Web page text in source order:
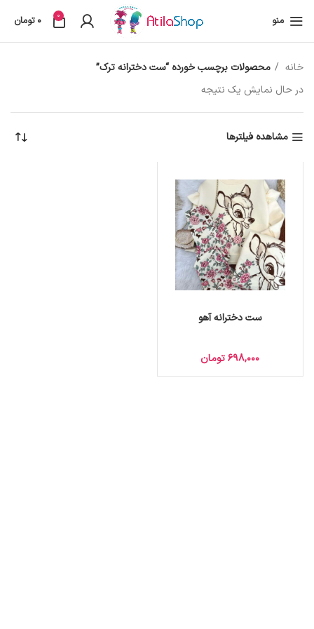
منو 0
0 تومان
خانه
محصولات برچسب خورده “ست دخترانه ترک”
در حال نمایش یک نتیجه
مشاهده فیلترها
ست دخترانه آهو
698,000 تومان